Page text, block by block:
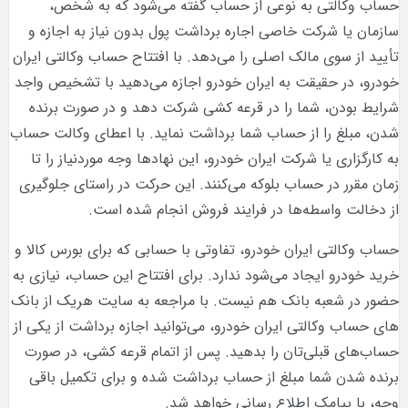
حساب وکالتی به نوعی از حساب گفته می‌شود که به شخص،
سازمان یا شرکت خاصی اجاره برداشت پول بدون نیاز به اجازه و
تأیید از سوی مالک اصلی را می‌دهد. با افتتاح حساب وکالتی ایران
خودرو، در حقیقت به ایران خودرو اجازه می‌دهید با تشخیص واجد
شرایط بودن، شما را در قرعه کشی شرکت دهد و در صورت برنده
شدن، مبلغ را از حساب شما برداشت نماید. با اعطای وکالت حساب
به کارگزاری یا شرکت ایران خودرو، این نهادها وجه موردنیاز را تا
زمان مقرر در حساب بلوکه می‌کنند. این حرکت در راستای جلوگیری
از دخالت واسطه‌ها در فرایند فروش انجام شده است.
حساب وکالتی ایران خودرو، تفاوتی با حسابی که برای بورس کالا و
خرید خودرو ایجاد می‌شود ندارد. برای افتتاح این حساب، نیازی به
حضور در شعبه بانک هم نیست. با مراجعه به سایت هریک از بانک
های حساب وکالتی ایران خودرو، می‌توانید اجازه برداشت از یکی از
حساب‌های قبلی‌تان را بدهید. پس از اتمام قرعه کشی، در صورت
برنده شدن شما مبلغ از حساب برداشت شده و برای تکمیل باقی
وجه، با پیامک اطلاع رسانی خواهد شد.